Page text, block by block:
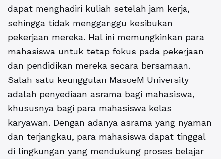
dapat menghadiri kuliah setelah jam kerja,
sehingga tidak mengganggu kesibukan
pekerjaan mereka. Hal ini memungkinkan para
mahasiswa untuk tetap fokus pada pekerjaan
dan pendidikan mereka secara bersamaan.
Salah satu keunggulan MasoeM University
adalah penyediaan asrama bagi mahasiswa,
khususnya bagi para mahasiswa kelas
karyawan. Dengan adanya asrama yang nyaman
dan terjangkau, para mahasiswa dapat tinggal
di lingkungan yang mendukung proses belajar